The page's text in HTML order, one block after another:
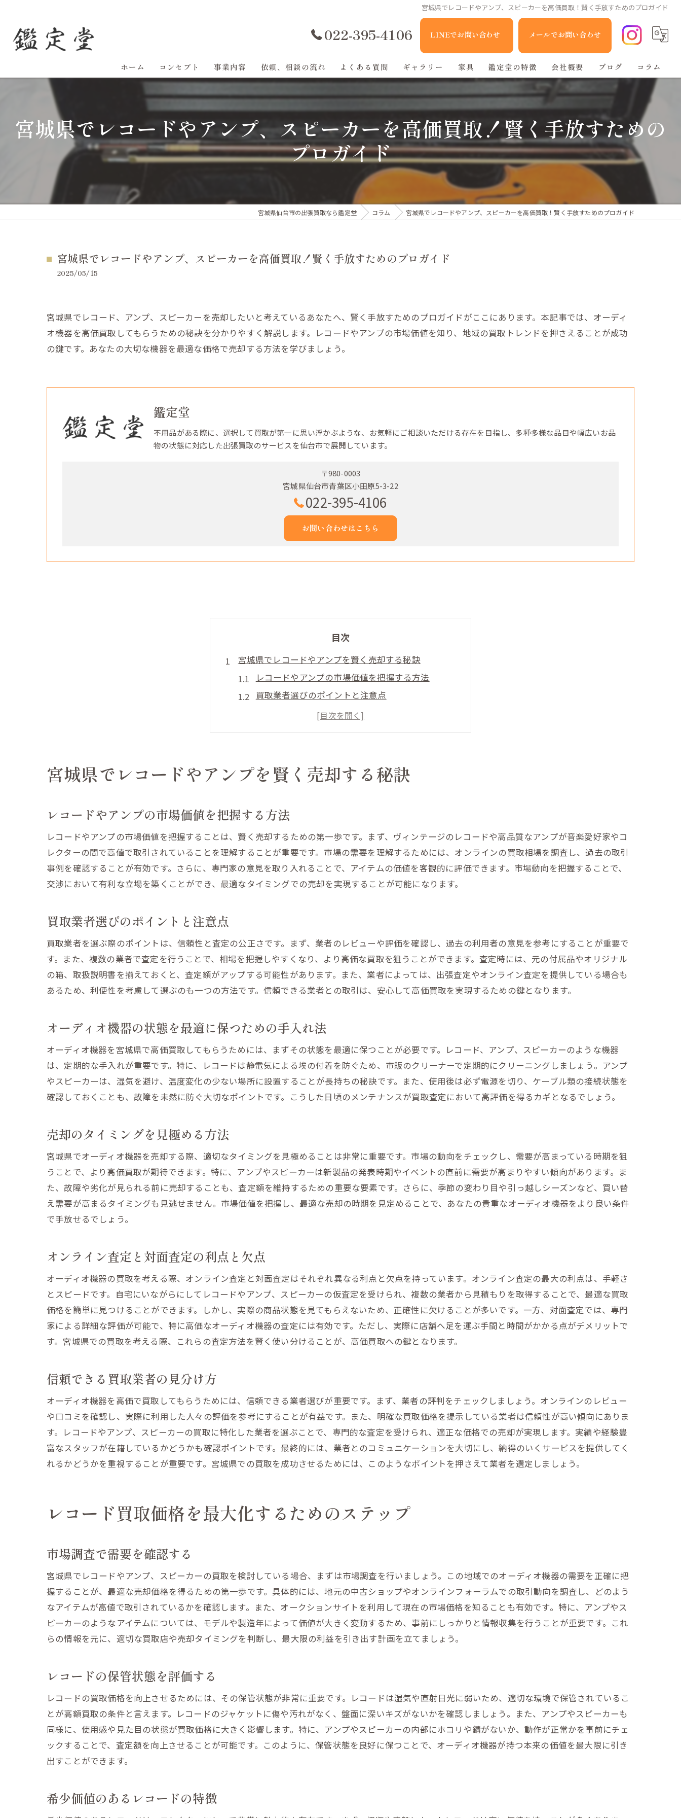
宮城県でレコードやアンプ、スピーカーを高価買取！賢く手放すためのプロガイド
022-395-4106 LINEでお問い合わせ メールでお問い合わせ
ホーム コンセプト 事業内容 依頼、相談の流れ よくある質問 ギャラリー 家具 鑑定堂の特徴
家電
人形
ブランド品
不用品回収
会社概要 ブログ コラム
宮城県でレコードやアンプ、スピーカーを高価買取！賢く手放すための
プロガイド
宮城県仙台市の出張買取なら鑑定堂 コラム 宮城県でレコードやアンプ、スピーカーを高価買取！賢く手放すためのプロガイド
宮城県でレコードやアンプ、スピーカーを高価買取！賢く手放すためのプロガイド
2025/05/15
宮城県でレコード、アンプ、スピーカーを売却したいと考えているあなたへ、賢く手放すためのプロガイドがここにあります。本記事では、オーディ
オ機器を高価買取してもらうための秘訣を分かりやすく解説します。レコードやアンプの市場価値を知り、地域の買取トレンドを押さえることが成功
の鍵です。あなたの大切な機器を最適な価格で売却する方法を学びましょう。
鑑定堂
不用品がある際に、選択して買取が第一に思い浮かぶような、お気軽にご相談いただける存在を目指し、多種多様な品目や幅広いお品
物の状態に対応した出張買取のサービスを仙台市で展開しています。
〒980-0003
宮城県仙台市青葉区小田原5-3-22
022-395-4106
お問い合わせはこちら
目次
宮城県でレコードやアンプを賢く売却する秘訣
レコードやアンプの市場価値を把握する方法
買取業者選びのポイントと注意点
オーディオ機器の状態を最適に保つための手入れ法
売却のタイミングを見極める方法
信頼できる買取業者の見分け方
レコード買取価格を最大化するためのステップ
レコードの保管状態を評価する
希少価値のあるレコードの特徴
レコードを高く売るための交渉術
適切なプラットフォームを選ぶ方法
買取実績のある業者の探し方
スピーカーの音質と買取査定
高評価を得るためのメンテナンステクニック
査定前に準備すべき書類と情報
買取業者との交渉ポイント
オーディオ機器買取の成功法則を解説
信頼性の高い情報源を活用する
買取の流れを理解して準備する
査定に影響を与える要素を知る
成功事例から学ぶ買取テクニック
地域の市場動向を押さえて賢く手放す
宮城県内のオーディオ機器需要の変化
地元の買取業者が提供するサービスを比較する
市場動向に基づいた価格交渉のテクニック
地元で人気のあるオーディオ機器とは
スピーカーの価値を知り高価格で売る方法
スピーカーの音質と設計が買取価格に与える影響
人気ブランドとモデルの特徴
スピーカーのコンディションを保つ秘訣
宮城県での買取トレンドを徹底分析
最新の買取トレンドを把握する方法
宮城県で高評価の買取業者を見つける
買取価格に影響する地域特有の要因
地元での口コミを活用するメリット
プロの査定士に依頼するメリット
売却後のトラブルを避けるための対策
機器の付属品を活用して価値を高める
最適な売却時期を選ぶためのヒント
宮城県でレコードやアンプを賢く売却する秘訣
レコードやアンプの市場価値を把握する方法
レコードやアンプの市場価値を把握することは、賢く売却するための第一歩です。まず、ヴィンテージのレコードや高品質なアンプが音楽愛好家やコ
レクターの間で高値で取引されていることを理解することが重要です。市場の需要を理解するためには、オンラインの買取相場を調査し、過去の取引
事例を確認することが有効です。さらに、専門家の意見を取り入れることで、アイテムの価値を客観的に評価できます。市場動向を把握することで、
交渉において有利な立場を築くことができ、最適なタイミングでの売却を実現することが可能になります。
買取業者選びのポイントと注意点
買取業者を選ぶ際のポイントは、信頼性と査定の公正さです。まず、業者のレビューや評価を確認し、過去の利用者の意見を参考にすることが重要で
す。また、複数の業者で査定を行うことで、相場を把握しやすくなり、より高価な買取を狙うことができます。査定時には、元の付属品やオリジナル
の箱、取扱説明書を揃えておくと、査定額がアップする可能性があります。また、業者によっては、出張査定やオンライン査定を提供している場合も
あるため、利便性を考慮して選ぶのも一つの方法です。信頼できる業者との取引は、安心して高価買取を実現するための鍵となります。
オーディオ機器の状態を最適に保つための手入れ法
オーディオ機器を宮城県で高価買取してもらうためには、まずその状態を最適に保つことが必要です。レコード、アンプ、スピーカーのような機器
は、定期的な手入れが重要です。特に、レコードは静電気による埃の付着を防ぐため、市販のクリーナーで定期的にクリーニングしましょう。アンプ
やスピーカーは、湿気を避け、温度変化の少ない場所に設置することが長持ちの秘訣です。また、使用後は必ず電源を切り、ケーブル類の接続状態を
確認しておくことも、故障を未然に防ぐ大切なポイントです。こうした日頃のメンテナンスが買取査定において高評価を得るカギとなるでしょう。
売却のタイミングを見極める方法
宮城県でオーディオ機器を売却する際、適切なタイミングを見極めることは非常に重要です。市場の動向をチェックし、需要が高まっている時期を狙
うことで、より高価買取が期待できます。特に、アンプやスピーカーは新製品の発表時期やイベントの直前に需要が高まりやすい傾向があります。ま
た、故障や劣化が見られる前に売却することも、査定額を維持するための重要な要素です。さらに、季節の変わり目や引っ越しシーズンなど、買い替
え需要が高まるタイミングも見逃せません。市場価値を把握し、最適な売却の時期を見定めることで、あなたの貴重なオーディオ機器をより良い条件
で手放せるでしょう。
オンライン査定と対面査定の利点と欠点
オーディオ機器の買取を考える際、オンライン査定と対面査定はそれぞれ異なる利点と欠点を持っています。オンライン査定の最大の利点は、手軽さ
とスピードです。自宅にいながらにしてレコードやアンプ、スピーカーの仮査定を受けられ、複数の業者から見積もりを取得することで、最適な買取
価格を簡単に見つけることができます。しかし、実際の商品状態を見てもらえないため、正確性に欠けることが多いです。一方、対面査定では、専門
家による詳細な評価が可能で、特に高価なオーディオ機器の査定には有効です。ただし、実際に店舗へ足を運ぶ手間と時間がかかる点がデメリットで
す。宮城県での買取を考える際、これらの査定方法を賢く使い分けることが、高価買取への鍵となります。
信頼できる買取業者の見分け方
オーディオ機器を高価で買取してもらうためには、信頼できる業者選びが重要です。まず、業者の評判をチェックしましょう。オンラインのレビュー
や口コミを確認し、実際に利用した人々の評価を参考にすることが有益です。また、明確な買取価格を提示している業者は信頼性が高い傾向にありま
す。レコードやアンプ、スピーカーの買取に特化した業者を選ぶことで、専門的な査定を受けられ、適正な価格での売却が実現します。実績や経験豊
富なスタッフが在籍しているかどうかも確認ポイントです。最終的には、業者とのコミュニケーションを大切にし、納得のいくサービスを提供してく
れるかどうかを重視することが重要です。宮城県での買取を成功させるためには、このようなポイントを押さえて業者を選定しましょう。
レコード買取価格を最大化するためのステップ
市場調査で需要を確認する
宮城県でレコードやアンプ、スピーカーの買取を検討している場合、まずは市場調査を行いましょう。この地域でのオーディオ機器の需要を正確に把
握することが、最適な売却価格を得るための第一歩です。具体的には、地元の中古ショップやオンラインフォーラムでの取引動向を調査し、どのよう
なアイテムが高値で取引されているかを確認します。また、オークションサイトを利用して現在の市場価格を知ることも有効です。特に、アンプやス
ピーカーのようなアイテムについては、モデルや製造年によって価値が大きく変動するため、事前にしっかりと情報収集を行うことが重要です。これ
らの情報を元に、適切な買取店や売却タイミングを判断し、最大限の利益を引き出す計画を立てましょう。
レコードの保管状態を評価する
レコードの買取価格を向上させるためには、その保管状態が非常に重要です。レコードは湿気や直射日光に弱いため、適切な環境で保管されているこ
とが高額買取の条件と言えます。レコードのジャケットに傷や汚れがなく、盤面に深いキズがないかを確認しましょう。また、アンプやスピーカーも
同様に、使用感や見た目の状態が買取価格に大きく影響します。特に、アンプやスピーカーの内部にホコリや錆がないか、動作が正常かを事前にチェ
ックすることで、査定額を向上させることが可能です。このように、保管状態を良好に保つことで、オーディオ機器が持つ本来の価値を最大限に引き
出すことができます。
希少価値のあるレコードの特徴